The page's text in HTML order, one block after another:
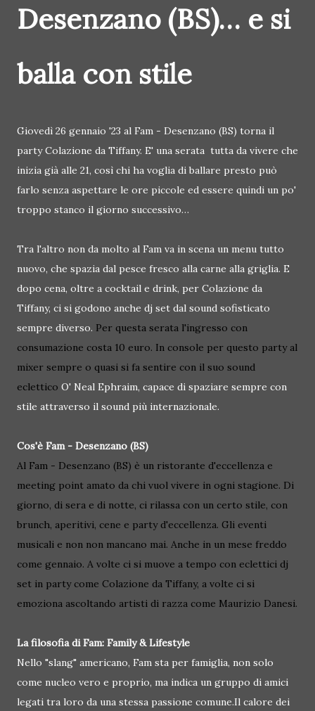
Desenzano (BS)… e si
balla con stile
Giovedì 26 gennaio '23 al Fam - Desenzano (BS) torna il
party Colazione da Tiffany. E' una serata tutta da vivere che
inizia già alle 21, così chi ha voglia di ballare presto può
farlo senza aspettare le ore piccole ed essere quindi un po'
troppo stanco il giorno successivo…
Tra l'altro non da molto al Fam va in scena un menu tutto
nuovo, che spazia dal pesce fresco alla carne alla griglia. E
dopo cena, oltre a cocktail e drink, per Colazione da
Tiffany, ci si godono anche dj set dal sound sofisticato
sempre diverso. Per questa serata l'ingresso con
consumazione costa 10 euro. In console per questo party al
mixer sempre o quasi si fa sentire con il suo sound
eclettico O' Neal Ephraim, capace di spaziare sempre con
stile attraverso il sound più internazionale.
Cos'è Fam - Desenzano (BS)
Al Fam - Desenzano (BS) è un ristorante d'eccellenza e
meeting point amato da chi vuol vivere in ogni stagione. Di
giorno, di sera e di notte, ci rilassa con un certo stile, con
brunch, aperitivi, cene e party d'eccellenza. Gli eventi
musicali e non non mancano mai. Anche in un mese freddo
come gennaio. A volte ci si muove a tempo con eclettici dj
set in party come Colazione da Tiffany, a volte ci si
emoziona ascoltando artisti di razza come Maurizio Danesi.
La filosofia di Fam: Family & Lifestyle
Nello "slang" americano, Fam sta per famiglia, non solo
come nucleo vero e proprio, ma indica un gruppo di amici
legati tra loro da una stessa passione comune.Il calore dei